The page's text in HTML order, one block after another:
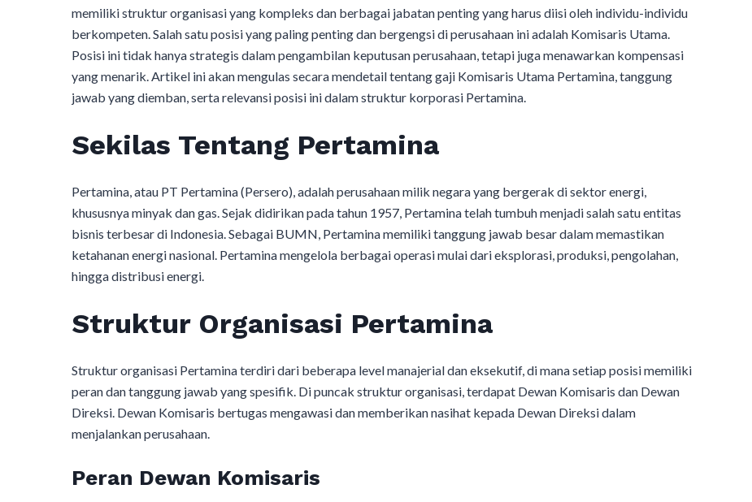
memiliki struktur organisasi yang kompleks dan berbagai jabatan penting yang harus diisi oleh individu-individu
berkompeten. Salah satu posisi yang paling penting dan bergengsi di perusahaan ini adalah Komisaris Utama.
Posisi ini tidak hanya strategis dalam pengambilan keputusan perusahaan, tetapi juga menawarkan kompensasi
yang menarik. Artikel ini akan mengulas secara mendetail tentang gaji Komisaris Utama Pertamina, tanggung
jawab yang diemban, serta relevansi posisi ini dalam struktur korporasi Pertamina.
Sekilas Tentang Pertamina
Pertamina, atau PT Pertamina (Persero), adalah perusahaan milik negara yang bergerak di sektor energi,
khususnya minyak dan gas. Sejak didirikan pada tahun 1957, Pertamina telah tumbuh menjadi salah satu entitas
bisnis terbesar di Indonesia. Sebagai BUMN, Pertamina memiliki tanggung jawab besar dalam memastikan
ketahanan energi nasional. Pertamina mengelola berbagai operasi mulai dari eksplorasi, produksi, pengolahan,
hingga distribusi energi.
Struktur Organisasi Pertamina
Struktur organisasi Pertamina terdiri dari beberapa level manajerial dan eksekutif, di mana setiap posisi memiliki
peran dan tanggung jawab yang spesifik. Di puncak struktur organisasi, terdapat Dewan Komisaris dan Dewan
Direksi. Dewan Komisaris bertugas mengawasi dan memberikan nasihat kepada Dewan Direksi dalam
menjalankan perusahaan.
Peran Dewan Komisaris